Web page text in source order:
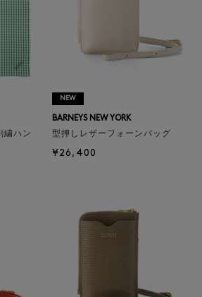
繍ハン
NEW
BARNEYS NEW YORK
型押しレザーフォーンバッグ
¥26,400